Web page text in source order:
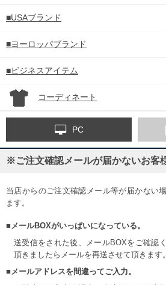
■USAブランド
■ヨーロッパブランド
■ビジネスアイテム
コーディネート
PC
※ご注文確認メールが届かないお客
当店からのご注文確認メール等が届かない
ます。
■メールBOXがいっぱいになっている。
送受信をされた後、メールBOXをご確認
頂きましたらメールを再送させて頂きます。
■メールアドレスを間違ってご入力。